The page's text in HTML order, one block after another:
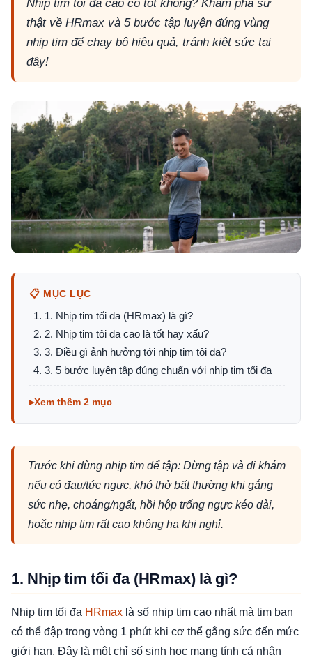
Nhịp tim tối đa cao có tốt không? Khám phá sự
thật về HRmax và 5 bước tập luyện đúng vùng
nhịp tim để chạy bộ hiệu quả, tránh kiệt sức tại
đây!
📋 MỤC LỤC
1. Nhịp tim tối đa (HRmax) là gì?
2. Nhịp tim tôi đa cao là tốt hay xấu?
3. Điều gì ảnh hưởng tới nhịp tim tôi đa?
3. 5 bước luyện tập đúng chuẩn với nhịp tim tối đa
Xem thêm 2 mục
Trước khi dùng nhịp tim để tập: Dừng tập và đi khám
nếu có đau/tức ngực, khó thở bất thường khi gắng
sức nhẹ, choáng/ngất, hồi hộp trống ngực kéo dài,
hoặc nhịp tim rất cao không hạ khi nghỉ.
1. Nhịp tim tối đa (HRmax) là gì?
Nhịp tim tối đa HRmax là số nhịp tim cao nhất mà tim bạn
có thể đập trong vòng 1 phút khi cơ thể gắng sức đến mức
giới hạn. Đây là một chỉ số sinh học mang tính cá nhân